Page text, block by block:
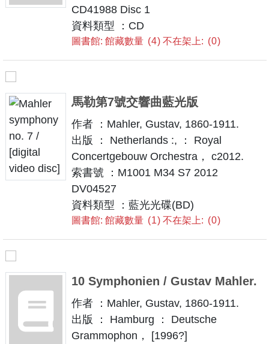
CD41988 Disc 1
資料類型 ：CD
圖書館: 館藏數量 4 不在架上: 0
馬勒第7號交響曲藍光版
作者 ：Mahler, Gustav, 1860-1911.
出版 ： Netherlands :, ： Royal
Concertgebouw Orchestra， c2012.
索書號 ：M1001 M34 S7 2012
DV04527
資料類型 ：藍光光碟(BD)
圖書館: 館藏數量 1 不在架上: 0
10 Symphonien / Gustav Mahler.
作者 ：Mahler, Gustav, 1860-1911.
出版 ： Hamburg ： Deutsche
Grammophon， [1996?]